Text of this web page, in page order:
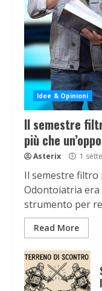
Idee & Opinioni
Il semestre
più che
Asterix 1
Il semestre filtro
Odontoiatria
strumento per
Read More